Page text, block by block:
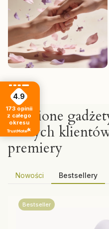
Ulubione
naszych
premiery
Nowości Bestsellery
Bestseller
4.9
173 opinii
z całego
okresu